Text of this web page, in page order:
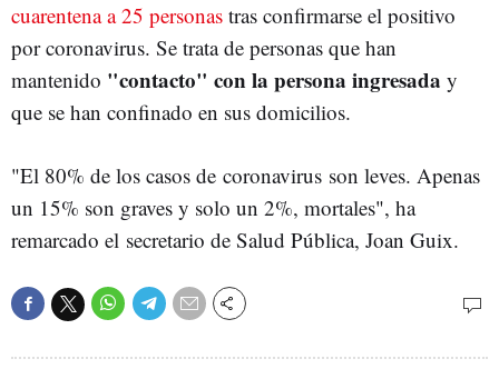
cuarentena a 25 personas tras confirmarse el positivo
por coronavirus. Se trata de personas que han
mantenido "contacto" con la persona ingresada y
que se han confinado en sus domicilios.
"El 80% de los casos de coronavirus son leves. Apenas
un 15% son graves y solo un 2%, mortales", ha
remarcado el secretario de Salud Pública, Joan Guix.